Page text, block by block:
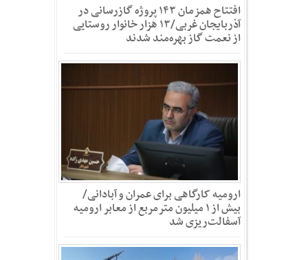
افتتاح همزمان ۱۴۳ پروژه گازرسانی در
آذربایجان‌ غربی/۱۳ هزار خانوار روستایی
از نعمت گاز بهره‌مند شدند
ارومیه کارگاهی برای عمران و آبادانی/
بیش از ۱ میلیون مترمربع از معابر ارومیه
آسفالت‌ریزی شد